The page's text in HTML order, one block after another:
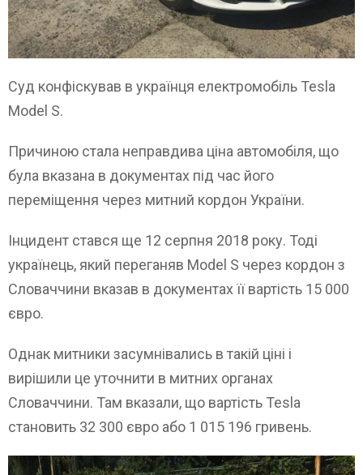
Суд конфіскував в українця електромобіль Tesla
Model S.
Причиною стала неправдива ціна автомобіля, що
була вказана в документах під час його
переміщення через митний кордон України.
Інцидент стався ще 12 серпня 2018 року. Тоді
українець, який переганяв Model S через кордон з
Словаччини вказав в документах її вартість 15 000
євро.
Однак митники засумнівались в такій ціні і
вирішили це уточнити в митних органах
Словаччини. Там вказали, що вартість Tesla
становить 32 300 євро або 1 015 196 гривень.